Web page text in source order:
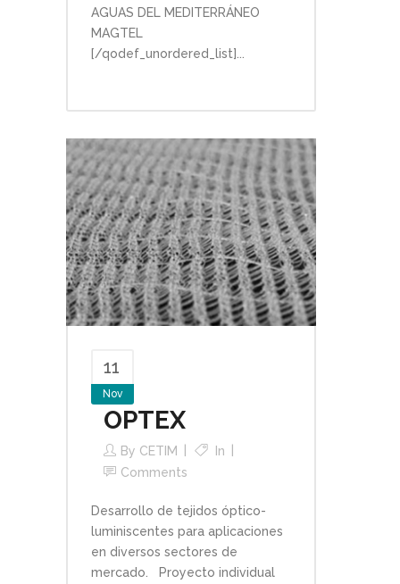
AGUAS DEL MEDITERRÁNEO
MAGTEL
[/qodef_unordered_list]...
11
Nov
OPTEX
By CETIM
In
Comments
Desarrollo de tejidos óptico-
luminiscentes para aplicaciones
en diversos sectores de
mercado. Proyecto individual